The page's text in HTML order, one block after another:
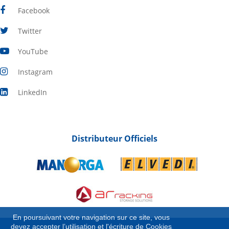
Facebook
Twitter
YouTube
Instagram
LinkedIn
En poursuivant votre navigation sur ce site, vous
devez accepter l’utilisation et l'écriture de Cookies
Distributeur Officiels